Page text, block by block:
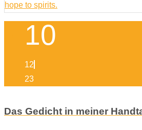
10
12
23
Das Gedicht in meiner